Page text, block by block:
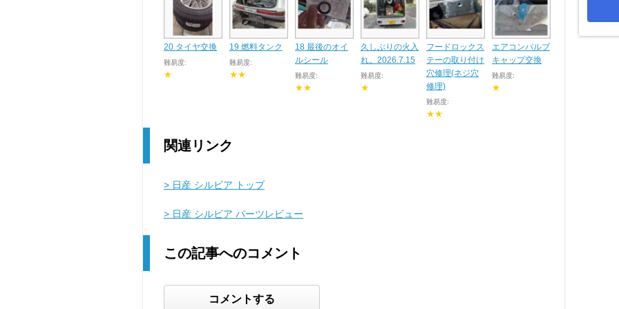
20 タイヤ交換
難易度:
★
19 燃料タンク
難易度:
★★
18 最後のオイ
ルシール
難易度:
★★
久しぶりの火入
れ。2026.7.15
難易度:
★
フードロックス
テーの取り付け
穴修理(ネジ穴
修理)
難易度:
★★
エアコンバルブ
キャップ交換
難易度:
★
関連リンク
> 日産 シルビア トップ
> 日産 シルビア パーツレビュー
この記事へのコメント
コメントする